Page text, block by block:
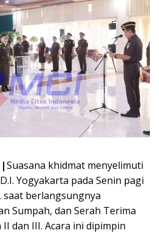
Suasana khidmat menyelimuti
Yogyakarta pada Senin pagi
berlangsungnya
Sumpah, dan Serah Terima
II dan III. Acara ini dipimpin